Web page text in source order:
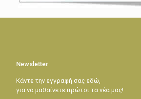
Newsletter
Κάντε την εγγραφή σας εδώ,
για να μαθαίνετε πρώτοι τα νέα μας!